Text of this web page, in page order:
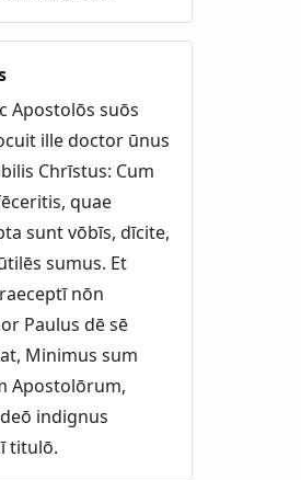
Apostolōs suōs
ille doctor ūnus
Chrīstus: Cum
quae
sunt vōbīs, dīcite,
sumus. Et
nōn
Paulus dē sē
Minimus sum
Apostolōrum,
indignus
titulō.